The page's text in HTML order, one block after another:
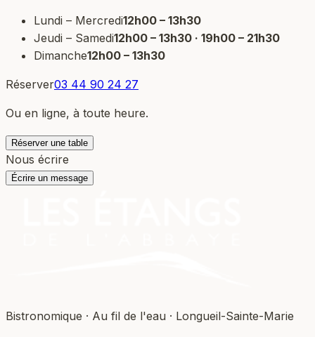
Lundi – Mercredi12h00 – 13h30
Jeudi – Samedi12h00 – 13h30 · 19h00 – 21h30
Dimanche12h00 – 13h30
Réserver03 44 90 24 27
Ou en ligne, à toute heure.
Réserver une table
Nous écrire
Écrire un message
Bistronomique · Au fil de l'eau · Longueil-Sainte-Marie